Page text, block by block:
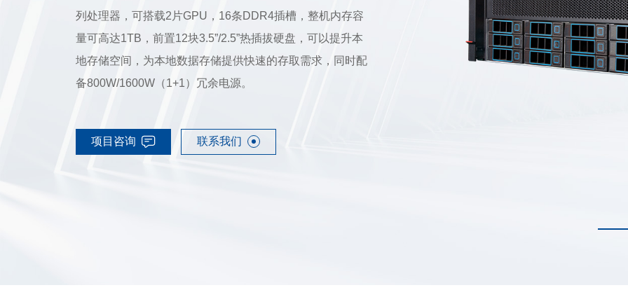
列处理器，可搭载2片GPU，16条DDR4插槽，整机内存容
量可高达1TB，前置12块3.5”/2.5”热插拔硬盘，可以提升本
地存储空间，为本地数据存储提供快速的存取需求，同时配
备800W/1600W（1+1）冗余电源。
项目咨询 联系我们